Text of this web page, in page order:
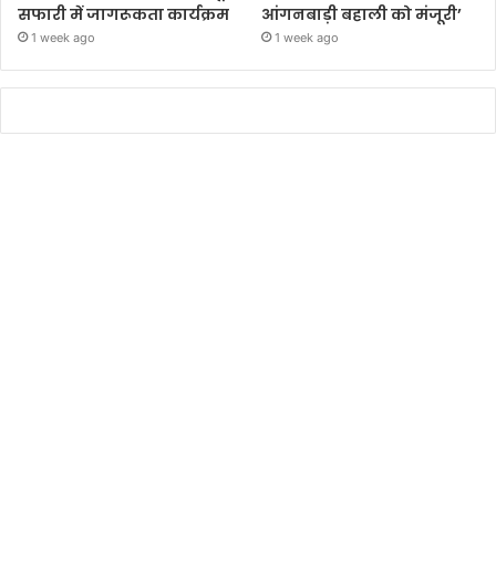
सफारी में जागरूकता कार्यक्रम
1 week ago
आंगनबाड़ी बहाली को मंजूरी’
1 week ago